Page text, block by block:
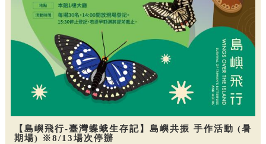
【島嶼飛行-臺灣蝶蛾生存記】島嶼共振 手作活動 (暑
期場) ※8/13場次停辦